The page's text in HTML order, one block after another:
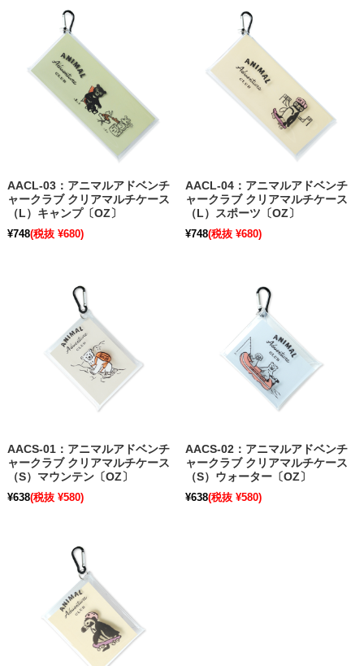
AACL-03：アニマルアドベンチ
ャークラブ クリアマルチケース
（L）キャンプ〔OZ〕
¥748(税抜 ¥680)
AACL-04：アニマルアドベンチ
ャークラブ クリアマルチケース
（L）スポーツ〔OZ〕
¥748(税抜 ¥680)
AACS-01：アニマルアドベンチ
ャークラブ クリアマルチケース
（S）マウンテン〔OZ〕
¥638(税抜 ¥580)
AACS-02：アニマルアドベンチ
ャークラブ クリアマルチケース
（S）ウォーター〔OZ〕
¥638(税抜 ¥580)